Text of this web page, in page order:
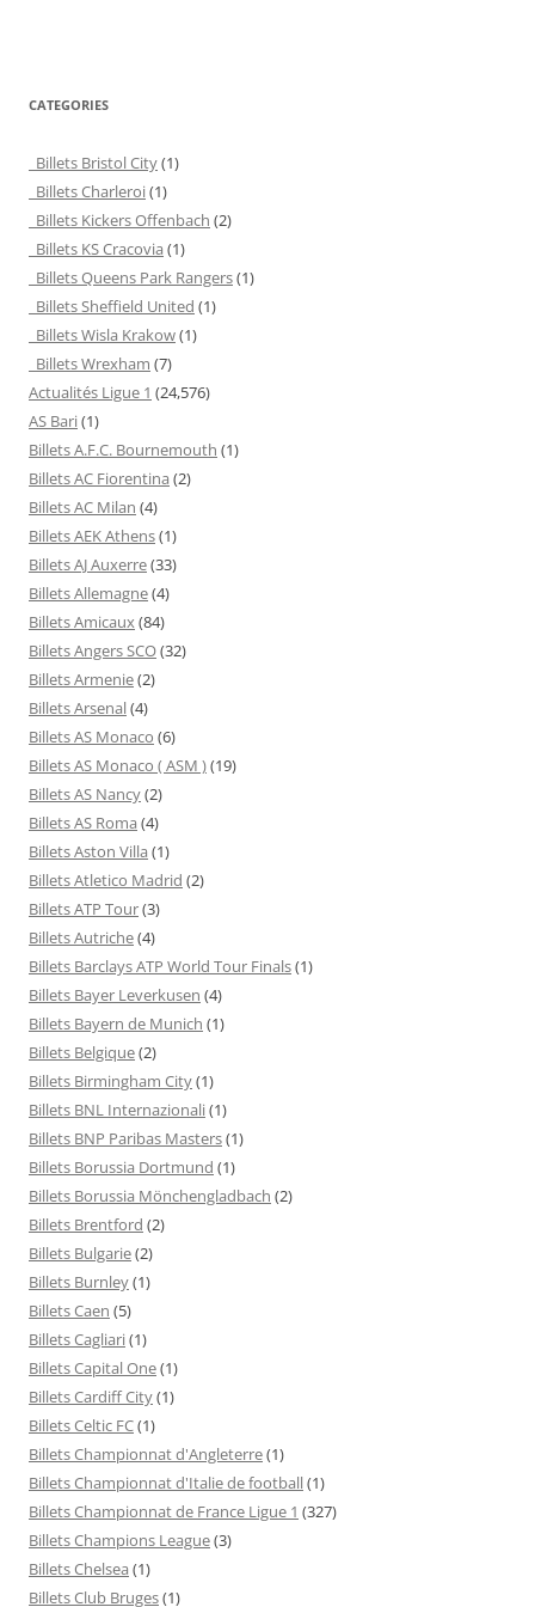
CATEGORIES
Billets Bristol City(1)
Billets Charleroi(1)
Billets Kickers Offenbach (2)
Billets KS Cracovia (1)
Billets Queens Park Rangers(1)
Billets Sheffield United (1)
Billets Wisla Krakow(1)
Billets Wrexham (7)
Actualités Ligue 1 (24,576)
AS Bari(1)
Billets A.F.C. Bournemouth (1)
Billets AC Fiorentina (2)
Billets AC Milan (4)
Billets AEK Athens(1)
Billets AJ Auxerre(33)
Billets Allemagne(4)
Billets Amicaux(84)
Billets Angers SCO(32)
Billets Armenie(2)
Billets Arsenal(4)
Billets AS Monaco (6)
Billets AS Monaco ( ASM )(19)
Billets AS Nancy(2)
Billets AS Roma (4)
Billets Aston Villa (1)
Billets Atletico Madrid (2)
Billets ATP Tour(3)
Billets Autriche(4)
Billets Barclays ATP World Tour Finals(1)
Billets Bayer Leverkusen (4)
Billets Bayern de Munich (1)
Billets Belgique(2)
Billets Birmingham City(1)
Billets BNL Internazionali(1)
Billets BNP Paribas Masters(1)
Billets Borussia Dortmund (1)
Billets Borussia Mönchengladbach (2)
Billets Brentford (2)
Billets Bulgarie(2)
Billets Burnley(1)
Billets Caen (5)
Billets Cagliari(1)
Billets Capital One(1)
Billets Cardiff City(1)
Billets Celtic FC(1)
Billets Championnat d'Angleterre(1)
Billets Championnat d'Italie de football(1)
Billets Championnat de France Ligue 1 (327)
Billets Champions League(3)
Billets Chelsea (1)
Billets Club Bruges(1)